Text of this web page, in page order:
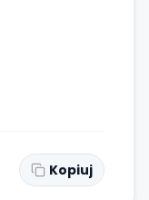
Kopiuj